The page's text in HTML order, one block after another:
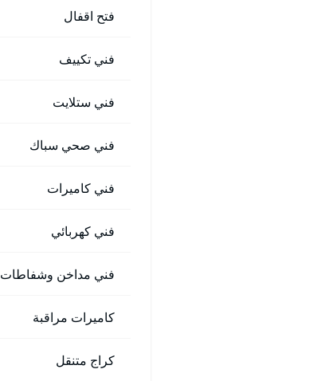
فتح اقفال
فني تكييف
فني ستلايت
فني صحي سباك
فني كاميرات
فني كهربائي
فني مداخن وشفاطات
كاميرات مراقبة
كراج متنقل